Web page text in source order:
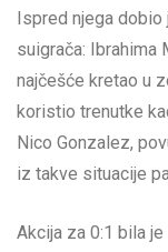
Ispred njega dobio
suigrača: Ibrahima
najčešće kretao u
koristio trenutke
Nico Gonzalez,
iz takve situacije
Akcija za 0:1 bila